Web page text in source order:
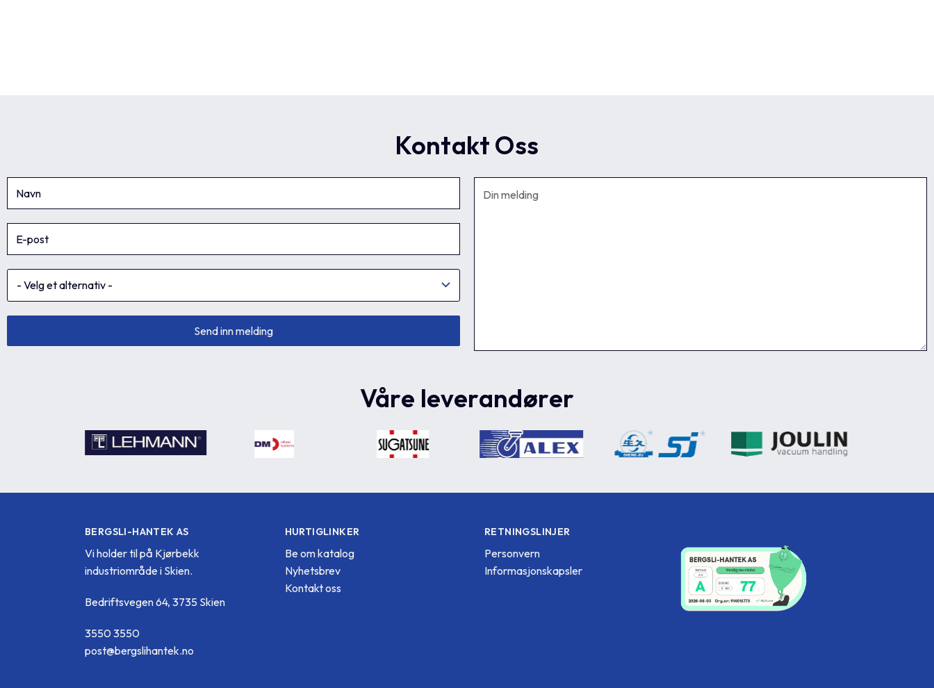
Kontakt Oss
Våre leverandører
BERGSLI-HANTEK AS
Vi holder til på Kjørbekk
industriområde i Skien.
Bedriftsvegen 64, 3735 Skien
3550 3550
post@bergslihantek.no
HURTIGLINKER
Be om katalog
Nyhetsbrev
Kontakt oss
RETNINGSLINJER
Personvern
Informasjonskapsler